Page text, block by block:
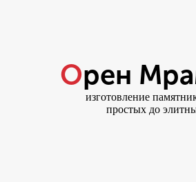
Орен
изготовление
простых до